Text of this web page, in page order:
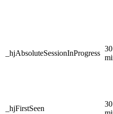
_hjAbsoluteSessionInProgress
30
_hjFirstSeen
30